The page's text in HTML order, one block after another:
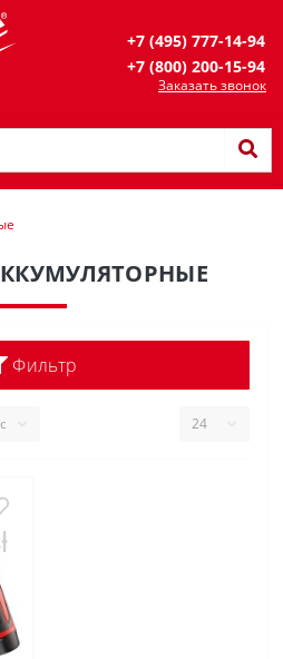
+7 (495) 777-14-94
+7 (800) 200-15-94
Заказать звонок
Фильтр